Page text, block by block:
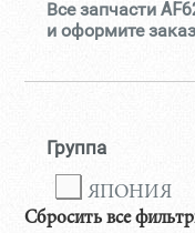
Все запчасти
и оформите
Группа
ЯПОНИЯ
Сбросить все